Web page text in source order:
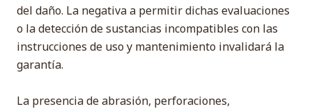
del daño. La negativa a permitir dichas evaluaciones
o la detección de sustancias incompatibles con las
instrucciones de uso y mantenimiento invalidará la
garantía.
La presencia de abrasión, perforaciones,